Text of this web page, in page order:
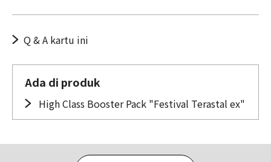
Q & A kartu ini
Ada di produk
High Class Booster Pack "Festival Terastal ex"